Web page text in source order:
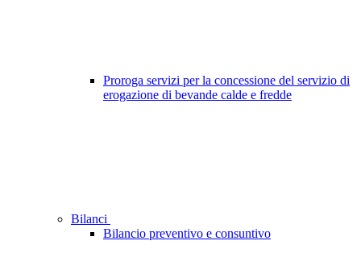
Proroga servizi per la concessione del servizio di
erogazione di bevande calde e fredde
Bilanci
Bilancio preventivo e consuntivo